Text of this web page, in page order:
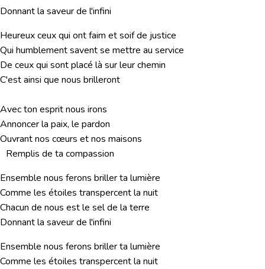
Donnant la saveur de l'infini
Heureux ceux qui ont faim et soif de justice
Qui humblement savent se mettre au service
De ceux qui sont placé là sur leur chemin
C'est ainsi que nous brilleront
Avec ton esprit nous irons
Annoncer la paix, le pardon
Ouvrant nos cœurs et nos maisons
Remplis de ta compassion
Ensemble nous ferons briller ta lumière
Comme les étoiles transpercent la nuit
Chacun de nous est le sel de la terre
Donnant la saveur de l'infini
Ensemble nous ferons briller ta lumière
Comme les étoiles transpercent la nuit